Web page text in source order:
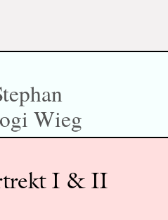
Wieg
I & II